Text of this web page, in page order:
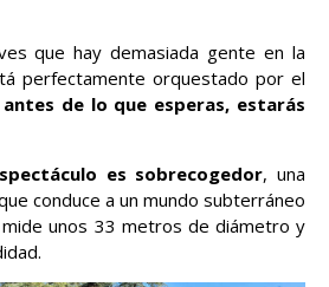
que hay demasiada gente en la
perfectamente orquestado por el
antes de lo que esperas, estarás
es sobrecogedor, una
conduce a un mundo subterráneo
mide unos 33 metros de diámetro y